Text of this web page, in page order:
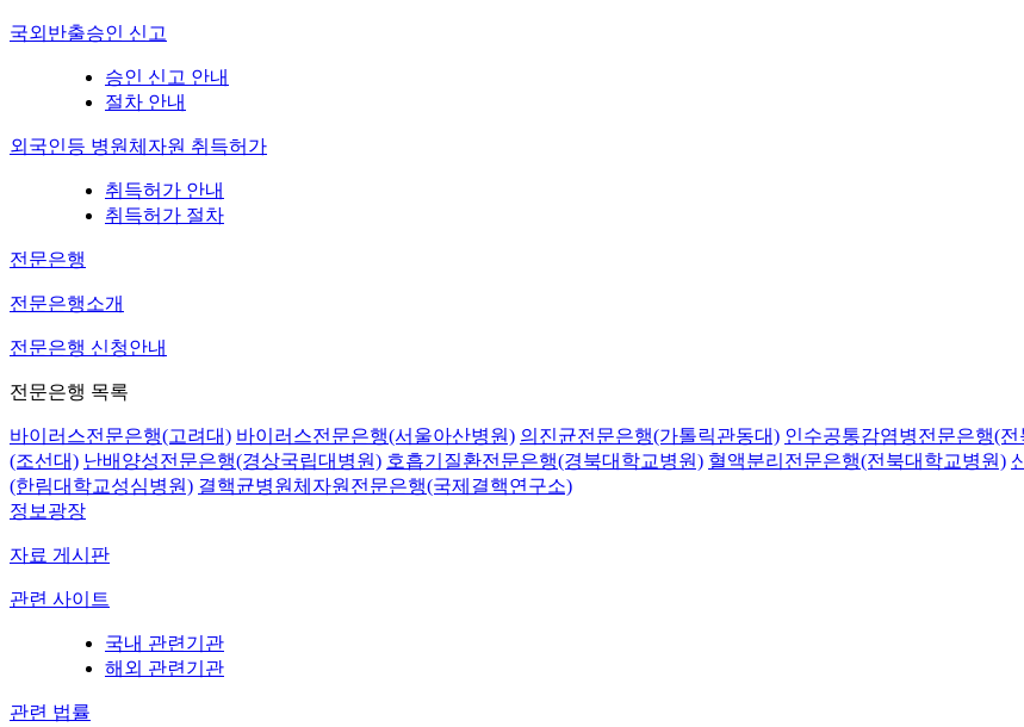
국외반출승인 신고
승인 신고 안내
절차 안내
외국인등 병원체자원 취득허가
취득허가 안내
취득허가 절차
전문은행
전문은행소개
전문은행 신청안내
전문은행 목록
바이러스전문은행(고려대) 바이러스전문은행(서울아산병원) 의진균전문은행(가톨릭관동대) 인수공통감염병전문은행(전
(조선대) 난배양성전문은행(경상국립대병원) 호흡기질환전문은행(경북대학교병원) 혈액분리전문은행(전북대학교병원)
(한림대학교성심병원) 결핵균병원체자원전문은행(국제결핵연구소)
정보광장
자료 게시판
관련 사이트
국내 관련기관
해외 관련기관
관련 법률